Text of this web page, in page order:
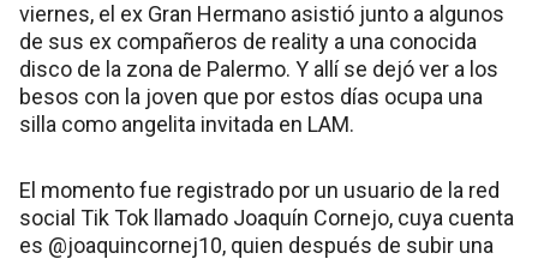
viernes, el ex Gran Hermano asistió junto a algunos
de sus ex compañeros de reality a una conocida
disco de la zona de Palermo. Y allí se dejó ver a los
besos con la joven que por estos días ocupa una
silla como angelita invitada en LAM.
El momento fue registrado por un usuario de la red
social Tik Tok llamado Joaquín Cornejo, cuya cuenta
es @joaquincornej10, quien después de subir una